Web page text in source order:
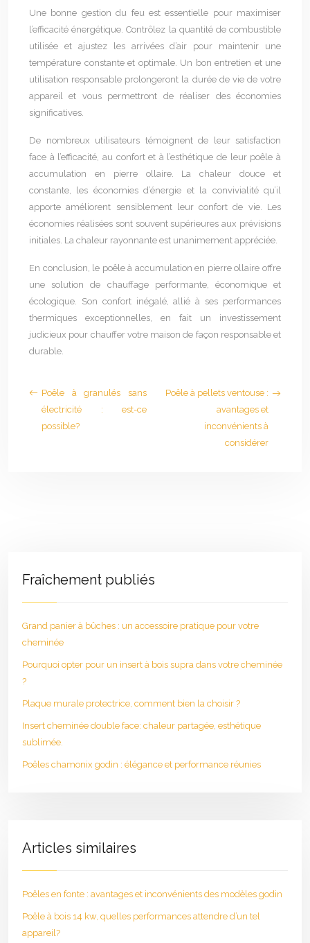
Une bonne gestion du feu est essentielle pour maximiser
l’efficacité énergétique. Contrôlez la quantité de combustible
utilisée et ajustez les arrivées d’air pour maintenir une
température constante et optimale. Un bon entretien et une
utilisation responsable prolongeront la durée de vie de votre
appareil et vous permettront de réaliser des économies
significatives.
De nombreux utilisateurs témoignent de leur satisfaction
face à l’efficacité, au confort et à l’esthétique de leur poêle à
accumulation en pierre ollaire. La chaleur douce et
constante, les économies d’énergie et la convivialité qu’il
apporte améliorent sensiblement leur confort de vie. Les
économies réalisées sont souvent supérieures aux prévisions
initiales. La chaleur rayonnante est unanimement appréciée.
En conclusion, le poêle à accumulation en pierre ollaire offre
une solution de chauffage performante, économique et
écologique. Son confort inégalé, allié à ses performances
thermiques exceptionnelles, en fait un investissement
judicieux pour chauffer votre maison de façon responsable et
durable.
Poêle à granulés sans
électricité : est-ce
possible?
Poêle à pellets ventouse :
avantages et
inconvénients à
considérer
Fraîchement publiés
Grand panier à bûches : un accessoire pratique pour votre
cheminée
Pourquoi opter pour un insert à bois supra dans votre cheminée
?
Plaque murale protectrice, comment bien la choisir ?
Insert cheminée double face: chaleur partagée, esthétique
sublimée.
Poêles chamonix godin : élégance et performance réunies
Articles similaires
Poêles en fonte : avantages et inconvénients des modèles godin
Poêle à bois 14 kw, quelles performances attendre d’un tel
appareil?